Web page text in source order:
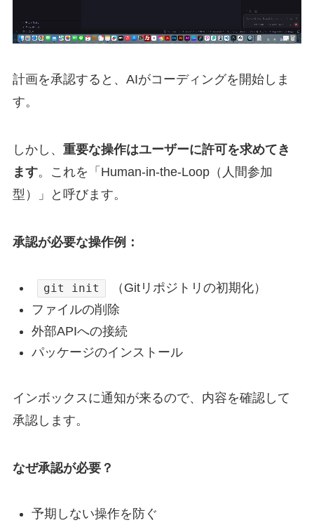
計画を承認すると、AIがコーディングを開始しま
す。
しかし、 重要な操作はユーザーに許可を求めてき
ます。これを「Human-in-the-Loop（人間参加
型）」と呼びます。
承認が必要な操作例：
git init
（Gitリポジトリの初期化）
ファイルの削除
外部APIへの接続
パッケージのインストール
インボックスに通知が来るので、内容を確認して
承認します。
なぜ承認が必要？
予期しない操作を防ぐ